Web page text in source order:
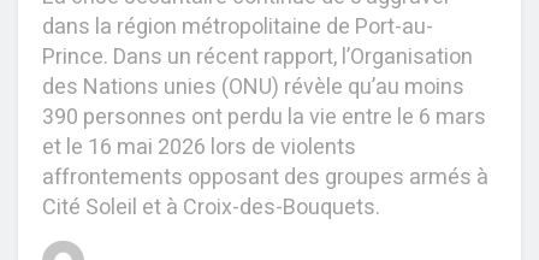
dans la région métropolitaine de Port-au-
Prince. Dans un récent rapport, l’Organisation
des Nations unies (ONU) révèle qu’au moins
390 personnes ont perdu la vie entre le 6 mars
et le 16 mai 2026 lors de violents
affrontements opposant des groupes armés à
Cité Soleil et à Croix-des-Bouquets.